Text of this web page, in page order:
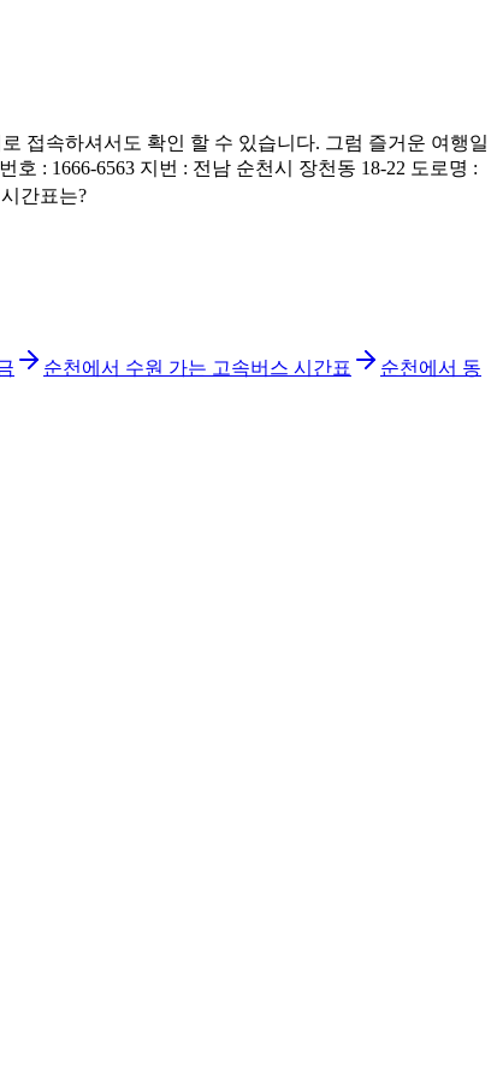
접속하셔서도 확인 할 수 있습니다. 그럼 즐거운 여행일
: 1666-6563 지번 : 전남 순천시 장천동 18-22 도로명 :
간표는?
순천에서 수원 가는 고속버스 시간표
순천에서 동